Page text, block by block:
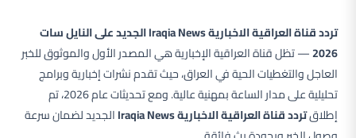
تردد قناة العراقية الاخبارية Iraqia News الجديد على النايل سات
2026— تظل قناة العراقية الإخبارية هي المصدر الأول والموثوق للخبر
العاجل والتغطيات الحية في العراق، حيث تقدم نشرات إخبارية وبرامج
تحليلية على مدار الساعة بمهنية عالية. ومع تحديثات عام 2026، تم
إطلاقتردد قناة العراقية الاخبارية Iraqia News
الجديد لضمان سرعة